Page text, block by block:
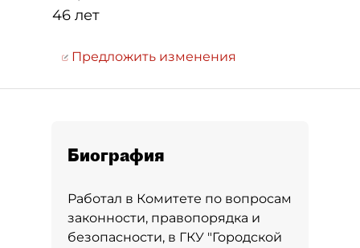
46 лет
Предложить изменения
Биография
Работал в Комитете по вопросам
законности, правопорядка и
безопасности, в ГКУ "Городской